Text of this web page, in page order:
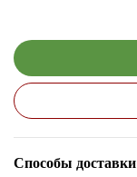
Способы доставки